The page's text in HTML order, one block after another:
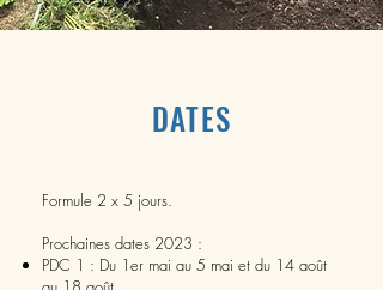
DATES
Formule 2 x 5 jours.
Prochaines dates 2023 :
PDC 1 : Du 1er mai au 5 mai et du 14 août